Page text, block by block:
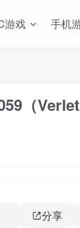
游戏 手机
（
分享